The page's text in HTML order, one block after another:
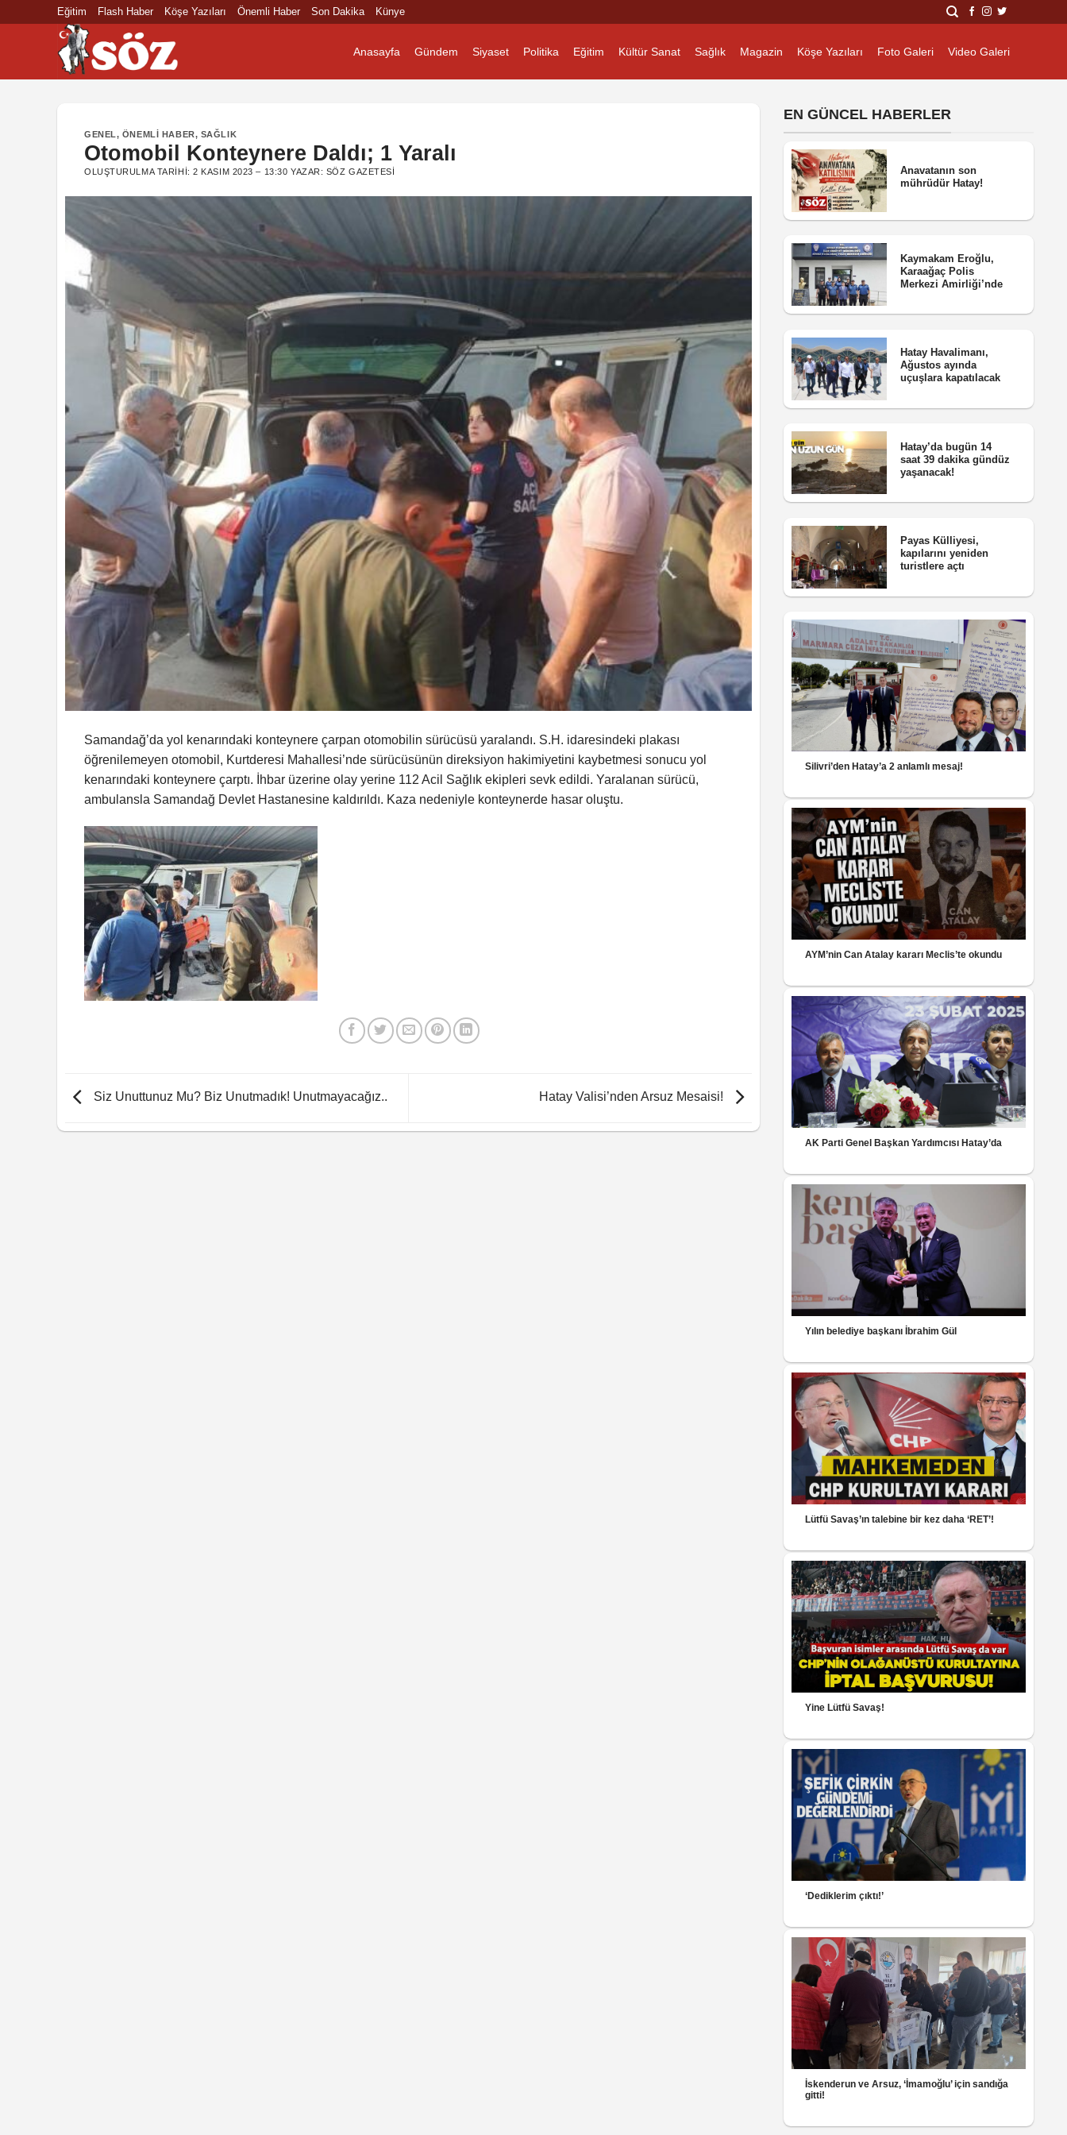
Eğitim Flash Haber Köşe Yazıları Önemli Haber Son Dakika Künye
Anasayfa Gündem Siyaset Politika Eğitim Kültür Sanat Sağlık Magazin Köşe Yazıları Foto Galeri Video Galeri
GENEL, ÖNEMLI HABER, SAĞLIK
Otomobil Konteynere Daldı; 1 Yaralı
OLUŞTURULMA TARIHI:2 KASIM 2023 – 13:30 YAZAR: SÖZ GAZETESI
Samandağ’da yol kenarındaki konteynere çarpan otomobilin sürücüsü yaralandı. S.H. idaresindeki plakası
öğrenilemeyen otomobil, Kurtderesi Mahallesi’nde sürücüsünün direksiyon hakimiyetini kaybetmesi sonucu yol
kenarındaki konteynere çarptı. İhbar üzerine olay yerine 112 Acil Sağlık ekipleri sevk edildi. Yaralanan sürücü,
ambulansla Samandağ Devlet Hastanesine kaldırıldı. Kaza nedeniyle konteynerde hasar oluştu.
Siz Unuttunuz Mu? Biz Unutmadık! Unutmayacağız.. Hatay Valisi’nden Arsuz Mesaisi!
EN GÜNCEL HABERLER
Anavatanın son
mührüdür Hatay!
Kaymakam Eroğlu,
Karaağaç Polis
Merkezi Amirliği’nde
Hatay Havalimanı,
Ağustos ayında
uçuşlara kapatılacak
Hatay’da bugün 14
saat 39 dakika gündüz
yaşanacak!
Payas Külliyesi,
kapılarını yeniden
turistlere açtı
Silivri’den Hatay’a 2 anlamlı mesaj!
AYM’nin Can Atalay kararı Meclis’te okundu
AK Parti Genel Başkan Yardımcısı Hatay’da
Yılın belediye başkanı İbrahim Gül
Lütfü Savaş’ın talebine bir kez daha ‘RET’!
Yine Lütfü Savaş!
‘Dediklerim çıktı!’
İskenderun ve Arsuz, ‘İmamoğlu’ için sandığa
gitti!